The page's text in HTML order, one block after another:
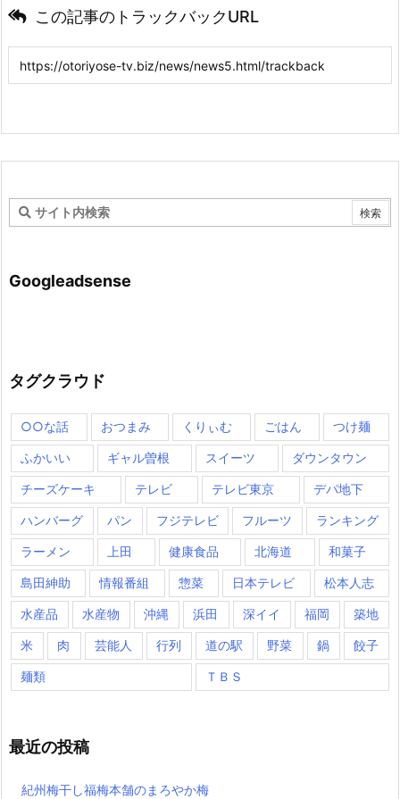
この記事のトラックバックURL
Googleadsense
タグクラウド
○○な話 おつまみ くりぃむ ごはん つけ麺
ふかいい ギャル曽根 スイーツ ダウンタウン
チーズケーキ テレビ テレビ東京 デパ地下
ハンバーグ パン フジテレビ フルーツ ランキング
ラーメン 上田 健康食品 北海道 和菓子
島田紳助 情報番組 惣菜 日本テレビ 松本人志
水産品 水産物 沖縄 浜田 深イイ 福岡 築地
米 肉 芸能人 行列 道の駅 野菜 鍋 餃子
麺類 ＴＢＳ
最近の投稿
紀州梅干し福梅本舗のまろやか梅